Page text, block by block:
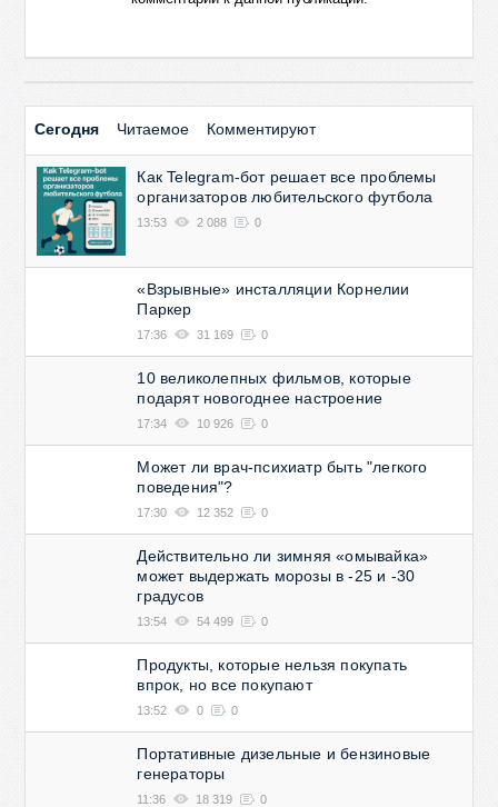
Сегодня Читаемое Комментируют
Как Telegram-бот решает все проблемы
организаторов любительского футбола
13:53 2 088 0
«Взрывные» инсталляции Корнелии
Паркер
17:36 31 169 0
10 великолепных фильмов, которые
подарят новогоднее настроение
17:34 10 926 0
Может ли врач-психиатр быть "легкого
поведения"?
17:30 12 352 0
Действительно ли зимняя «омывайка»
может выдержать морозы в -25 и -30
градусов
13:54 54 499 0
Продукты, которые нельзя покупать
впрок, но все покупают
13:52 0 0
Портативные дизельные и бензиновые
генераторы
11:36 18 319 0